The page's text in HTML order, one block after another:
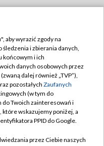
TVP
aby wyrazić zgody na
i zbierania danych,
końcowym i ich
danych osobowych przez
dalej również „TVP”),
pozostałych Zaufanych
(w tym do
Twoich zainteresowań i
które wskazujemy poniżej, a
PPID do Google.
przez Ciebie naszych